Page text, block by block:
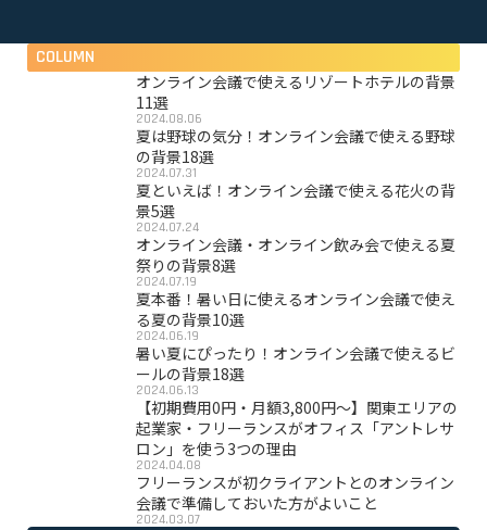
COLUMN
オンライン会議で使えるリゾートホテルの背景
11選
2024.08.06
夏は野球の気分！オンライン会議で使える野球
の背景18選
2024.07.31
夏といえば！オンライン会議で使える花火の背
景5選
2024.07.24
オンライン会議・オンライン飲み会で使える夏
祭りの背景8選
2024.07.19
夏本番！暑い日に使えるオンライン会議で使え
る夏の背景10選
2024.06.19
暑い夏にぴったり！オンライン会議で使えるビ
ールの背景18選
2024.06.13
【初期費用0円・月額3,800円〜】関東エリアの
起業家・フリーランスがオフィス「アントレサ
ロン」を使う3つの理由
2024.04.08
フリーランスが初クライアントとのオンライン
会議で準備しておいた方がよいこと
2024.03.07